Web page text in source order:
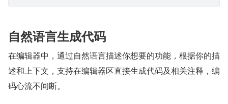
自然语言生成代码
在编辑器中，通过自然语言描述你想要的功能，根据你的描
述和上下文，支持在编辑器区直接生成代码及相关注释，编
码心流不间断。